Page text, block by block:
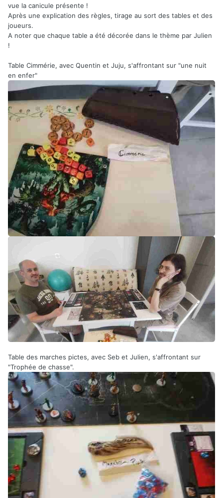
vue la canicule présente !
Après une explication des règles, tirage au sort des tables et des
joueurs.
A noter que chaque table a été décorée dans le thème par Julien
!
Table Cimmérie, avec Quentin et Juju, s'affrontant sur "une nuit
en enfer"
Table des marches pictes, avec Seb et Julien, s'affrontant sur
"Trophée de chasse".